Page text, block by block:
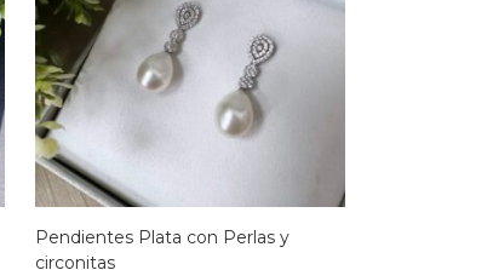
Pendientes Plata con Perlas y
circonitas